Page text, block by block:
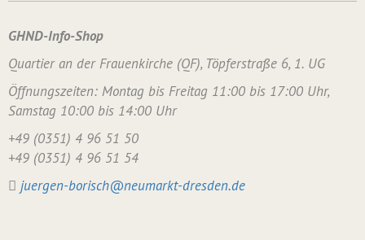
GHND-Info-Shop
Quartier an der Frauenkirche (QF), Töpferstraße 6, 1. UG
Öffnungszeiten: Montag bis Freitag 11:00 bis 17:00 Uhr,
Samstag 10:00 bis 14:00 Uhr
+49 (0351) 4 96 51 50
+49 (0351) 4 96 51 54
juergen-borisch@neumarkt-dresden.de